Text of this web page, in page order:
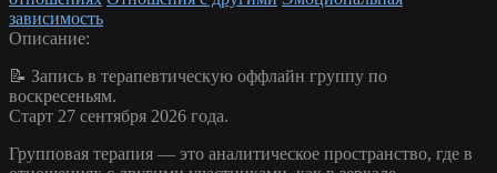
зависимость
Описание:
📝 Запись в терапевтическую оффлайн группу по
воскресеньям.
Старт 27 сентября 2026 года.
Групповая терапия — это аналитическое пространство, где в